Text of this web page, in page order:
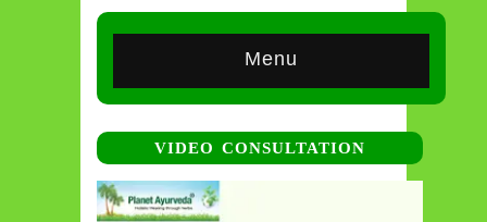
Menu
VIDEO CONSULTATION